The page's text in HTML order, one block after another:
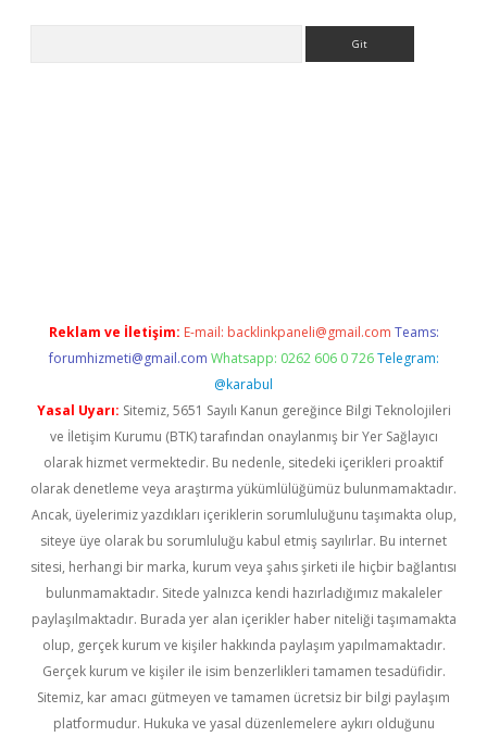
Reklam ve İletişim: E-mail: backlinkpaneli@gmail.com Teams:
forumhizmeti@gmail.com Whatsapp: 0262 606 0 726 Telegram:
@karabul
Yasal Uyarı: Sitemiz, 5651 Sayılı Kanun gereğince Bilgi Teknolojileri
ve İletişim Kurumu (BTK) tarafından onaylanmış bir Yer Sağlayıcı
olarak hizmet vermektedir. Bu nedenle, sitedeki içerikleri proaktif
olarak denetleme veya araştırma yükümlülüğümüz bulunmamaktadır.
Ancak, üyelerimiz yazdıkları içeriklerin sorumluluğunu taşımakta olup,
siteye üye olarak bu sorumluluğu kabul etmiş sayılırlar. Bu internet
sitesi, herhangi bir marka, kurum veya şahıs şirketi ile hiçbir bağlantısı
bulunmamaktadır. Sitede yalnızca kendi hazırladığımız makaleler
paylaşılmaktadır. Burada yer alan içerikler haber niteliği taşımamakta
olup, gerçek kurum ve kişiler hakkında paylaşım yapılmamaktadır.
Gerçek kurum ve kişiler ile isim benzerlikleri tamamen tesadüfidir.
Sitemiz, kar amacı gütmeyen ve tamamen ücretsiz bir bilgi paylaşım
platformudur. Hukuka ve yasal düzenlemelere aykırı olduğunu